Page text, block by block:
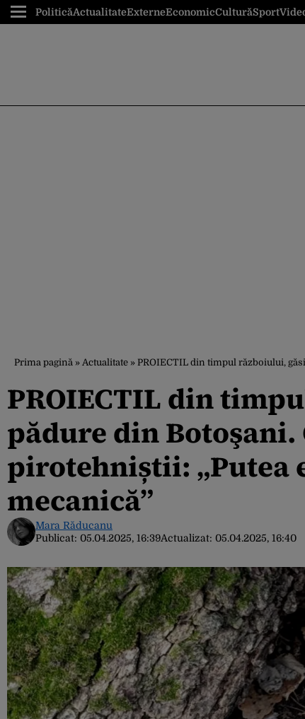
PoliticăActualitateExterneEconomicCulturăSport
Prima pagină » Actualitate » PROIECTIL din timpul războiului,
PROIECTIL din
pădure din Botoşani.
pirotehniștii: „Putea
mecanică”
Mara Răducanu
Publicat: 05.04.2025, 16:39Actualizat: 05.04.2025, 16:40